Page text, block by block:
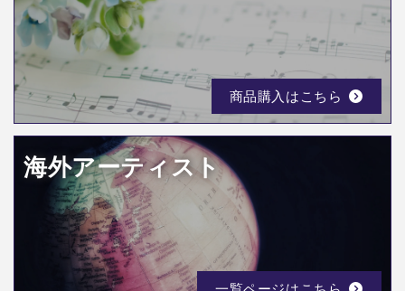
商品購入はこちら
海外アーティスト